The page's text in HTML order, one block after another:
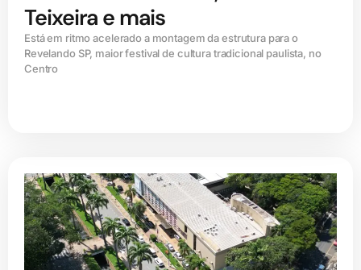
Teixeira e mais
Está em ritmo acelerado a montagem da estrutura para o
Revelando SP, maior festival de cultura tradicional paulista, no
Centro